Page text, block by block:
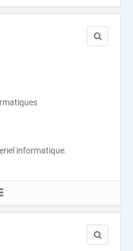
informatique.